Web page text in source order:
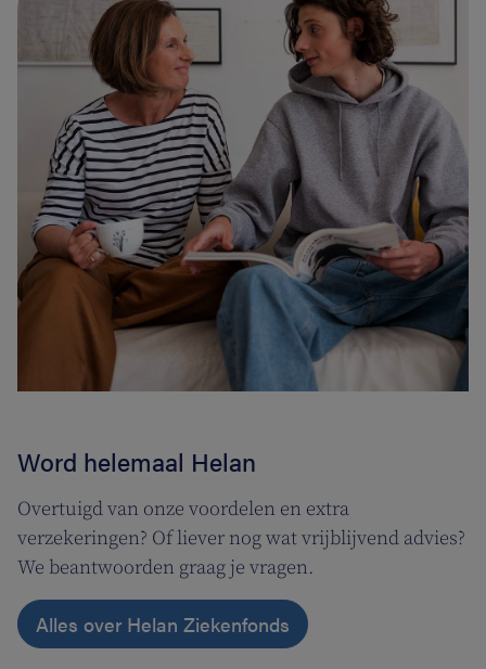
Word helemaal Helan
Overtuigd van onze voordelen en extra
verzekeringen? Of liever nog wat vrijblijvend advies?
We beantwoorden graag je vragen.
Alles over Helan Ziekenfonds